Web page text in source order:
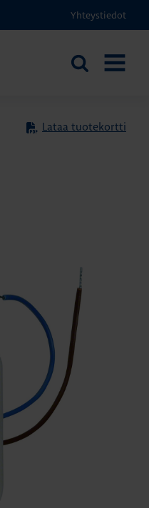
Yhteystiedot
Etsi
Lataa tuotekortti